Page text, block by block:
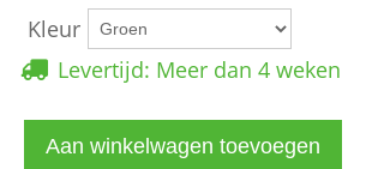
Kleur
Levertijd: Meer dan 4 weken